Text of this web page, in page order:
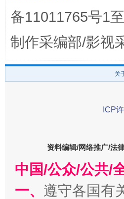
东山县通报“牛蛙产品抗生素超
备11011765号1
制作采编部/影视
关
ICP
资料编辑/网络推广/法
中国/公众/公共/
一、 遵守各国有